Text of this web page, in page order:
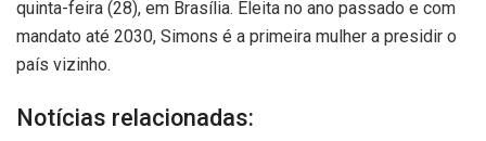
quinta-feira (28), em Brasília. Eleita no ano passado e com
mandato até 2030, Simons é a primeira mulher a presidir o
país vizinho.
Notícias relacionadas: